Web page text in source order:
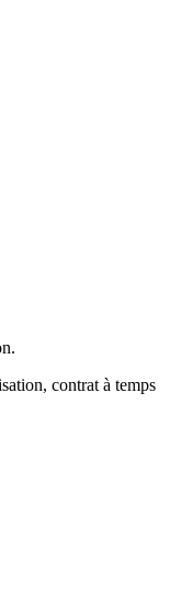
contrat à temps